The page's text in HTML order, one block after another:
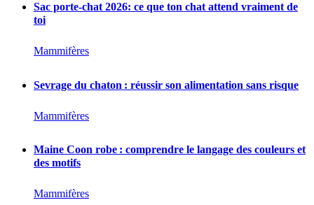
Sac porte-chat 2026: ce que ton chat attend vraiment de
toi
Mammifères
Sevrage du chaton : réussir son alimentation sans risque
Mammifères
Maine Coon robe : comprendre le langage des couleurs et
des motifs
Mammifères